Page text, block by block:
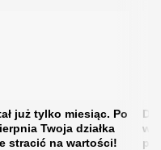
już tylko miesiąc. Po
Twoja działka
stracić na wartości!
w